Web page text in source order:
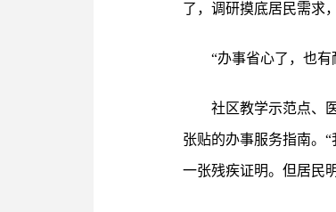
了，调研摸底居民需求
“办事省心了，也
社区教学示范点、
张贴的办事服务指南。
一张残疾证明。但居民